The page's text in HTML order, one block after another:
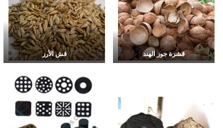
قشرة جوز الهند قش الأرز